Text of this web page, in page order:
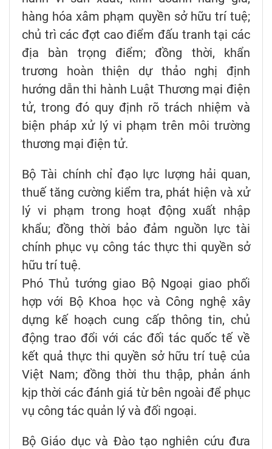
hàng hóa xâm phạm quyền sở hữu trí tuệ;
chủ trì các đợt cao điểm đấu tranh tại các
địa bàn trọng điểm; đồng thời, khẩn
trương hoàn thiện dự thảo nghị định
hướng dẫn thi hành Luật Thương mại điện
tử, trong đó quy định rõ trách nhiệm và
biện pháp xử lý vi phạm trên môi trường
thương mại điện tử.
Bộ Tài chính chỉ đạo lực lượng hải quan,
thuế tăng cường kiểm tra, phát hiện và xử
lý vi phạm trong hoạt động xuất nhập
khẩu; đồng thời bảo đảm nguồn lực tài
chính phục vụ công tác thực thi quyền sở
hữu trí tuệ.
Phó Thủ tướng giao Bộ Ngoại giao phối
hợp với Bộ Khoa học và Công nghệ xây
dựng kế hoạch cung cấp thông tin, chủ
động trao đổi với các đối tác quốc tế về
kết quả thực thi quyền sở hữu trí tuệ của
Việt Nam; đồng thời thu thập, phản ánh
kịp thời các đánh giá từ bên ngoài để phục
vụ công tác quản lý và đối ngoại.
Bộ Giáo dục và Đào tạo nghiên cứu đưa